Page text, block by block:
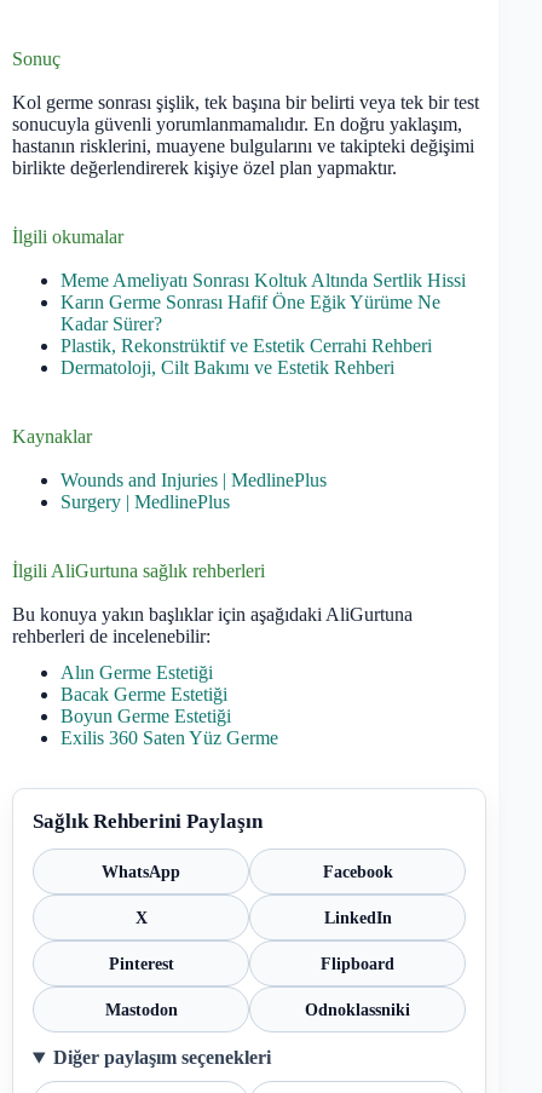
Sonuç
Kol germe sonrası şişlik, tek başına bir belirti veya tek bir test
sonucuyla güvenli yorumlanmamalıdır. En doğru yaklaşım,
hastanın risklerini, muayene bulgularını ve takipteki değişimi
birlikte değerlendirerek kişiye özel plan yapmaktır.
İlgili okumalar
Meme Ameliyatı Sonrası Koltuk Altında Sertlik Hissi
Karın Germe Sonrası Hafif Öne Eğik Yürüme Ne
Kadar Sürer?
Plastik, Rekonstrüktif ve Estetik Cerrahi Rehberi
Dermatoloji, Cilt Bakımı ve Estetik Rehberi
Kaynaklar
Wounds and Injuries | MedlinePlus
Surgery | MedlinePlus
İlgili AliGurtuna sağlık rehberleri
Bu konuya yakın başlıklar için aşağıdaki AliGurtuna
rehberleri de incelenebilir:
Alın Germe Estetiği
Bacak Germe Estetiği
Boyun Germe Estetiği
Exilis 360 Saten Yüz Germe
Sağlık Rehberini Paylaşın
WhatsApp Facebook
X LinkedIn
Pinterest Flipboard
Mastodon Odnoklassniki
Diğer paylaşım seçenekleri